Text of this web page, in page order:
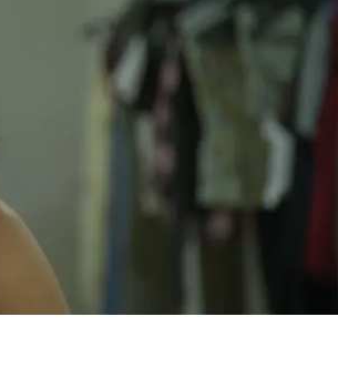
para convertirse en un lastre.
. Afectivamente vulnerable y
irracional desemboca en un
imprevisibles.